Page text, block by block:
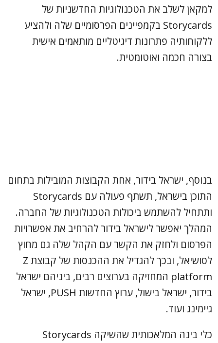
למקאן לשלב את הטכנולוגיות החדשניות של
Storycards בקמפיינים הפרסומיים שלה ולהציע
ללקוחותיה פתרונות דיגיטליים מותאמים אישית
בצורה חכמה ואוטומטית.
בנוסף, ישראל בידור, אחת הקבוצות המובילות בתחום
התוכן בישראל, תשתף פעולה עם Storycards
ותתחיל להשתמש ביכולות הטכנולוגיות של החברה.
המהלך יאפשר לישראל בידור להרחיב את אפשרויות
הפרסום ולחזק את הקשר עם הקהל שלה גם מחוץ
לסושיאל, ובכך להגדיל את ההכנסות של קבוצת Z
platform המחזיקה בערוצים רבים, ביניהם ישראל
בידור, ישראל בישול, ערוץ החדשות PUSH, ישראל
גיימינג ועוד.
כלי בינה המלאכותית שהשיקה Storycards